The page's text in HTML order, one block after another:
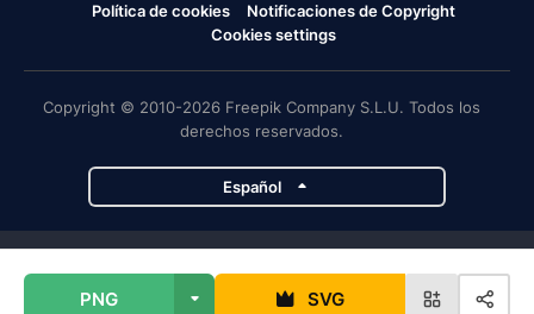
PNG SVG
Política de cookies
Notificaciones de Copyright
Cookies settings
Copyright © 2010-2026 Freepik Company S.L.U. Todos los
derechos reservados.
Español